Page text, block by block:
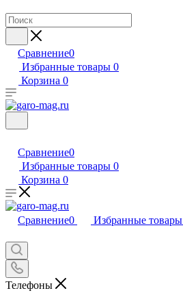
Сравнение0
Избранные товары 0
Корзина 0
Сравнение0
Избранные товары 0
Корзина 0
Сравнение0 Избранные товары
Телефоны